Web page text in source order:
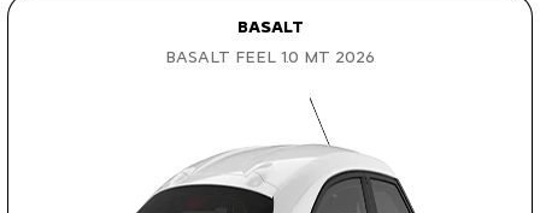
BASALT
BASALT FEEL 1.0 MT 2026